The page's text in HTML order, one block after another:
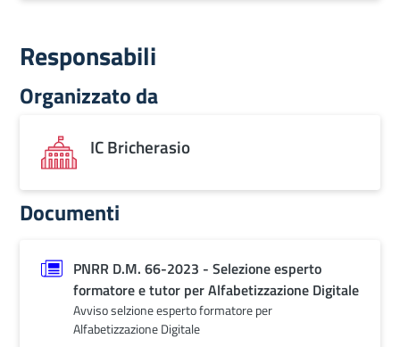
Responsabili
Organizzato da
IC Bricherasio
Documenti
PNRR D.M. 66-2023 - Selezione esperto
formatore e tutor per Alfabetizzazione Digitale
Avviso selzione esperto formatore per
Alfabetizzazione Digitale